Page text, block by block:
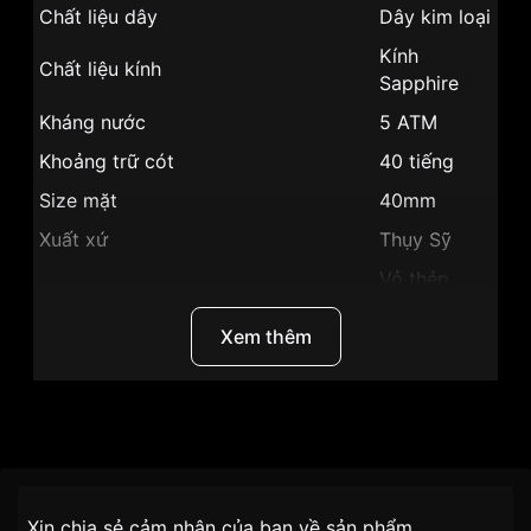
Chất liệu dây Dây kim loại
Chất liệu kính
Kính
Sapphire
Kháng nước
5 ATM
Khoảng trữ cót
40 tiếng
Size mặt
40mm
Xuất xứ
Thụy Sỹ
Vỏ thép
Xem thêm